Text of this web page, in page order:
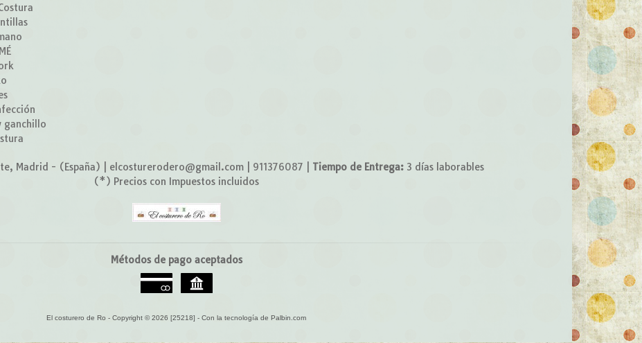
ganchillo
Madrid - (España) | elcosturerodero@gmail.com | 911376087 Tiempo de Entrega: 3 días laborables
(*) Precios con Impuestos incluidos
Métodos de pago aceptados
El costurero de Ro - Copyright © 2026 [25218] - Con la tecnología de Palbin.com